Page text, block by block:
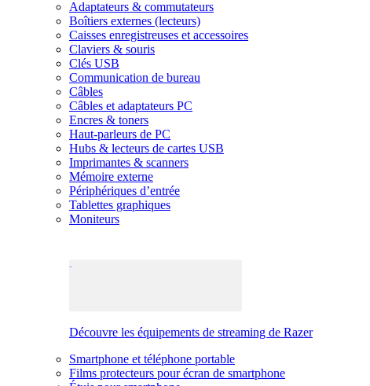
Adaptateurs & commutateurs
Boîtiers externes (lecteurs)
Caisses enregistreuses et accessoires
Claviers & souris
Clés USB
Communication de bureau
Câbles
Câbles et adaptateurs PC
Encres & toners
Haut-parleurs de PC
Hubs & lecteurs de cartes USB
Imprimantes & scanners
Mémoire externe
Périphériques d’entrée
Tablettes graphiques
Moniteurs
Découvre les équipements de streaming de Razer
Smartphone et téléphone portable
Films protecteurs pour écran de smartphone